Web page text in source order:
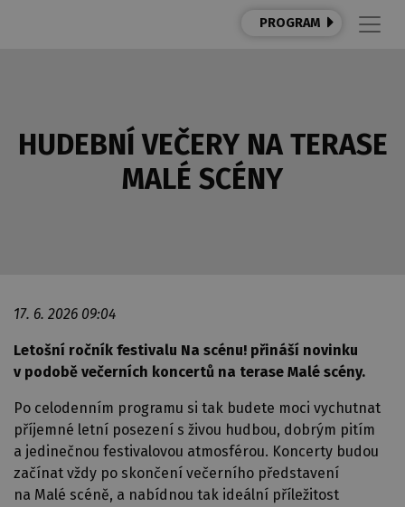
PROGRAM
HUDEBNÍ VEČERY NA TERASE
MALÉ SCÉNY
17. 6. 2026 09:04
Letošní ročník festivalu Na scénu! přináší novinku
v podobě večerních koncertů na terase Malé scény.
Po celodenním programu si tak budete moci vychutnat
příjemné letní posezení s živou hudbou, dobrým pitím
a jedinečnou festivalovou atmosférou. Koncerty budou
začínat vždy po skončení večerního představení
na Malé scéně, a nabídnou tak ideální příležitost